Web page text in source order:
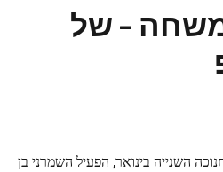
– של
השנייה בינואר, הפעיל השמרני בן